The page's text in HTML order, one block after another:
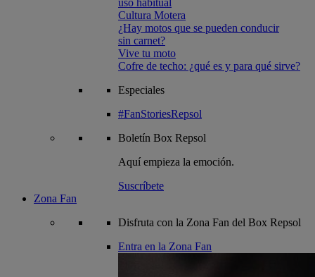
uso habitual
Cultura Motera
¿Hay motos que se pueden conducir
sin carnet?
Vive tu moto
Cofre de techo: ¿qué es y para qué sirve?
Especiales
#FanStoriesRepsol
Boletín Box Repsol
Aquí empieza la emoción.
Suscríbete
Zona Fan
Disfruta con la Zona Fan del Box Repsol
Entra en la Zona Fan